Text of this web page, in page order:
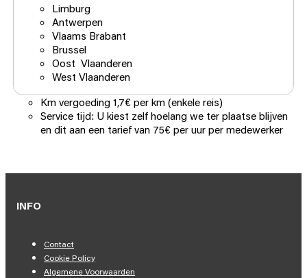
Limburg
Antwerpen
Vlaams Brabant
Brussel
Oost Vlaanderen
West Vlaanderen
Km vergoeding 1,7€ per km (enkele reis)
Service tijd: U kiest zelf hoelang we ter plaatse blijven
en dit aan een tarief van 75€ per uur per medewerker
INFO
Contact
Cookie Policy
Algemene Voorwaarden